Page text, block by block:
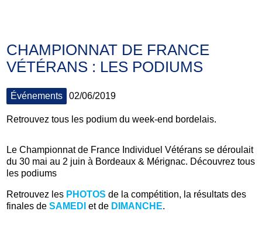
CHAMPIONNAT DE FRANCE
VÉTÉRANS : LES PODIUMS
Événements 02/06/2019
Retrouvez tous les podium du week-end bordelais.
Le Championnat de France Individuel Vétérans se déroulait
du 30 mai au 2 juin à Bordeaux & Mérignac. Découvrez tous
les podiums
Retrouvez les PHOTOS de la compétition, la résultats des
finales deSAMEDIet de DIMANCHE.